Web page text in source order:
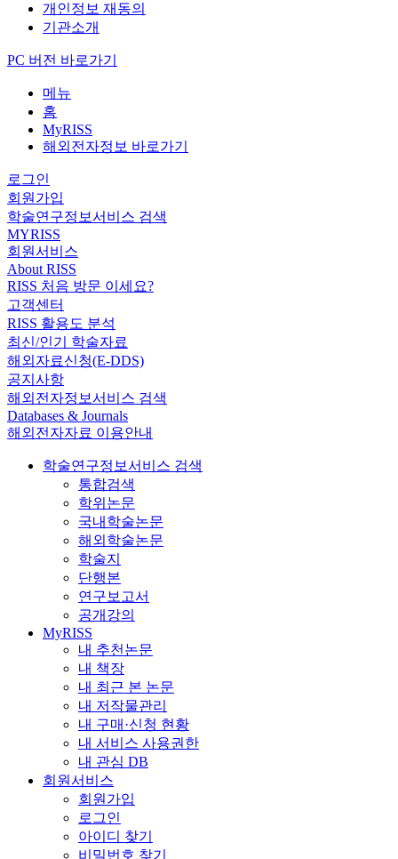
개인정보 재동의
기관소개
PC 버전 바로가기
메뉴
홈
MyRISS
해외전자정보 바로가기
로그인
회원가입
학술연구정보서비스 검색
MYRISS
회원서비스
About RISS
RISS 처음 방문 이세요?
고객센터
RISS 활용도 분석
최신/인기 학술자료
해외자료신청(E-DDS)
공지사항
해외전자정보서비스 검색
Databases & Journals
해외전자자료 이용안내
학술연구정보서비스 검색
통합검색
학위논문
국내학술논문
해외학술논문
학술지
단행본
연구보고서
공개강의
MyRISS
내 추천논문
내 책장
내 최근 본 논문
내 저작물관리
내 구매·신청 현황
내 서비스 사용권한
내 관심 DB
회원서비스
회원가입
로그인
아이디 찾기
비밀번호 찾기